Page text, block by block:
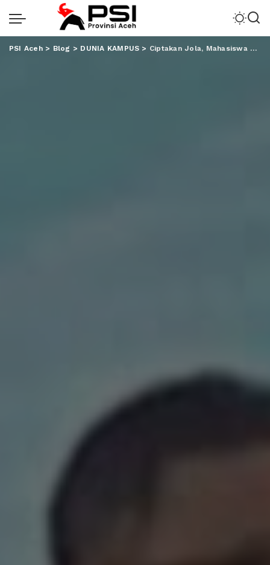
PSI Aceh> Blog > DUNIA KAMPUS > Ciptakan Jola, Mahasiswa Unila Tempati Posisi III di Ajang Lomba Dsain